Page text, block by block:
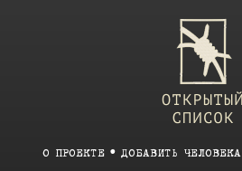
О ПРОЕКТЕ ДОБАВИТЬ ЧЕЛОВЕКА